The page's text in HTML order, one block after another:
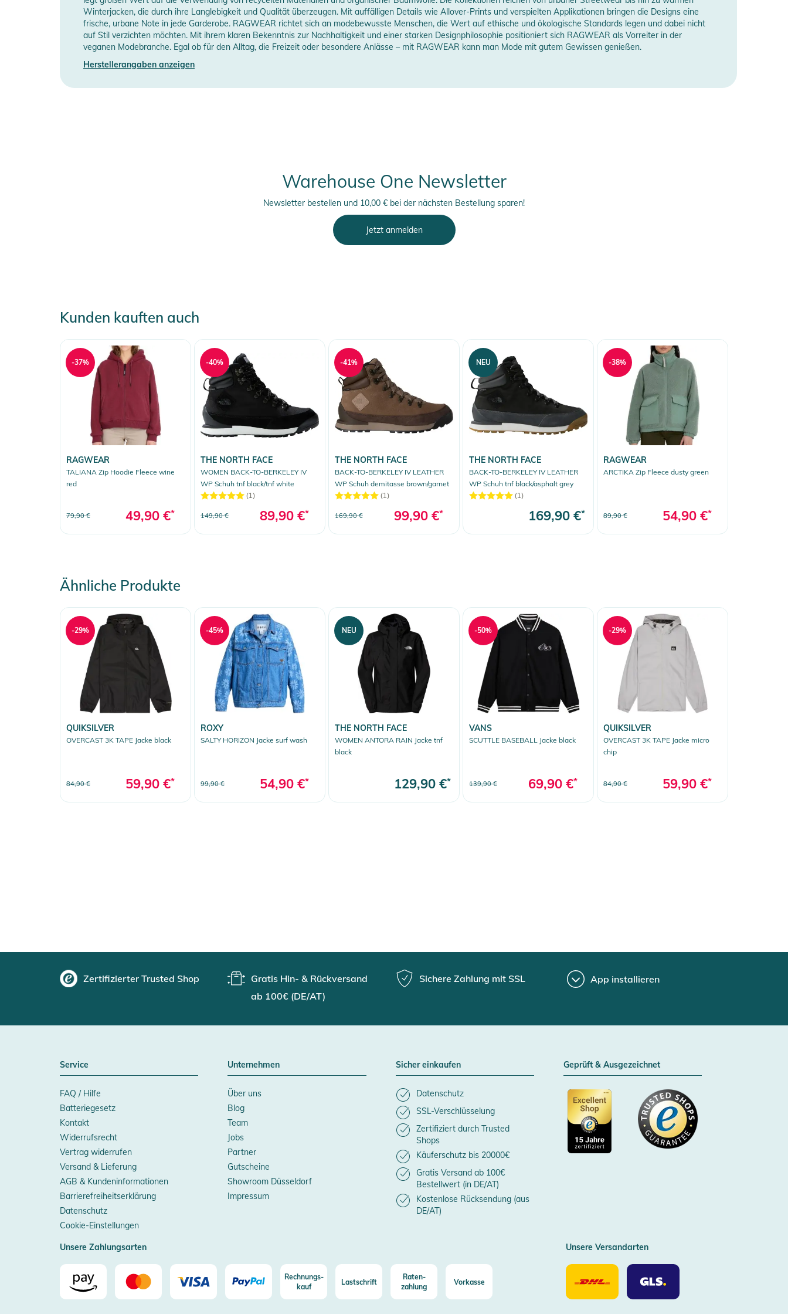
Produktinformationen und Sicherheitshinweise
Gebrauchsanweisungen, Sicherheitshinweise und Warnungen finden Sie direkt am Produkt.
Manufacturer Information Herstellerangaben anzeigen
Winterjacken, die durch ihre Langlebigkeit und Qualität überzeugen. Mit auffälligen Details wie Allover-Prints und verspielten Applikationen bringen die Designs eine
frische, urbane Note in jede Garderobe. RAGWEAR richtet sich an modebewusste Menschen, die Wert auf ethische und ökologische Standards legen und dabei nicht
auf Stil verzichten möchten. Mit ihrem klaren Bekenntnis zur Nachhaltigkeit und einer starken Designphilosophie positioniert sich RAGWEAR als Vorreiter in der
veganen Modebranche. Egal ob für den Alltag, die Freizeit oder besondere Anlässe – mit RAGWEAR kann man Mode mit gutem Gewissen genießen.
Herstellerangaben anzeigen
Warehouse One Newsletter
Newsletter bestellen und 10,00 € bei der nächsten Bestellung sparen!
Jetzt anmelden
Kunden kauften auch
RAGWEAR
TALIANA Zip Hoodie Fleece wine
red
79,90 € 49,90 €*
-37%
THE NORTH FACE
WOMEN BACK-TO-BERKELEY IV
WP Schuh tnf black/tnf white
(1)
149,90 € 89,90 €*
-40%
THE NORTH FACE
BACK-TO-BERKELEY IV LEATHER
WP Schuh demitasse brown/garnet
(1)
169,90 € 99,90 €*
-41%
THE NORTH FACE
BACK-TO-BERKELEY IV LEATHER
WP Schuh tnf black/asphalt grey
(1)
169,90 €*
NEU
RAGWEAR
ARCTIKA Zip Fleece dusty green
89,90 € 54,90 €*
-38%
Ähnliche Produkte
QUIKSILVER
OVERCAST 3K TAPE Jacke black
84,90 € 59,90 €*
-29%
ROXY
SALTY HORIZON Jacke surf wash
99,90 € 54,90 €*
-45%
THE NORTH FACE
WOMEN ANTORA RAIN Jacke tnf
black
129,90 €*
NEU
VANS
SCUTTLE BASEBALL Jacke black
139,90 € 69,90 €*
-50%
QUIKSILVER
OVERCAST 3K TAPE Jacke micro
chip
84,90 € 59,90 €*
-29%
Zertifizierter Trusted Shop
Gratis Hin- & Rückversand
ab 100€ (DE/AT)
Sichere Zahlung mit SSL App installieren
Service
FAQ / Hilfe
Batteriegesetz
Kontakt
Widerrufsrecht
Vertrag widerrufen
Versand & Lieferung
AGB & Kundeninformationen
Barrierefreiheitserklärung
Datenschutz
Cookie-Einstellungen
Unternehmen
Über uns
Blog
Team
Jobs
Partner
Gutscheine
Showroom Düsseldorf
Impressum
Sicher einkaufen
Datenschutz
SSL-Verschlüsselung
Zertifiziert durch Trusted
Shops
Käuferschutz bis 20000€
Gratis Versand ab 100€
Bestellwert (in DE/AT)
Kostenlose Rücksendung (aus
DE/AT)
Geprüft & Ausgezeichnet
Unsere Zahlungsarten
Rechnungs-
kauf
Lastschrift
Raten-
zahlung
Vorkasse
Unsere Versandarten
Unsere
Versandarten
DHL
Unsere
Versandarten
GLS